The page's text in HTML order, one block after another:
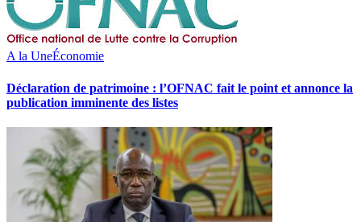
A la UneÉconomie
Déclaration de patrimoine : l’OFNAC fait le point et annonce la
publication imminente des listes